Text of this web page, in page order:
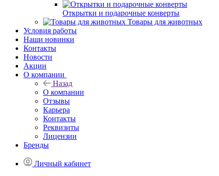
Открытки и подарочные конверты
Товары для животных
Условия работы
Наши новинки
Контакты
Новости
Акции
О компании
Назад
О компании
Отзывы
Карьера
Контакты
Реквизиты
Лицензии
Бренды
Личный кабинет